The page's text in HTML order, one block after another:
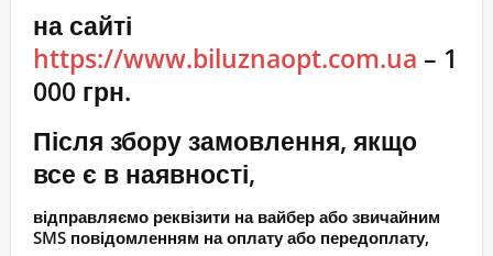
на сайті
https://www.biluznaopt.com.ua – 1
000 грн.
Після збору замовлення, якщо
все є в наявності,
відправляємо реквізити на вайбер або звичайним
SMS повідомленням на оплату або передоплату,